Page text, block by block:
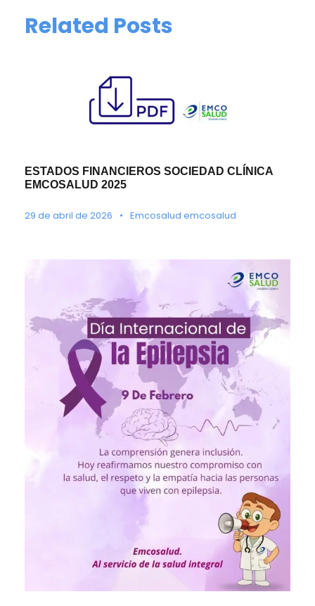
Related Posts
ESTADOS FINANCIEROS SOCIEDAD CLÍNICA
EMCOSALUD 2025
29 de abril de 2026 • Emcosalud emcosalud